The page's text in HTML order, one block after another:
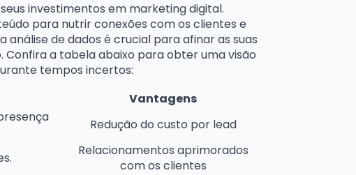
investimentos em marketing digital.
para nutrir conexões com os clientes e
de dados é crucial para afinar as suas
a tabela abaixo para obter uma visão
tempos incertos:
Vantagens
Redução do custo por lead
Relacionamentos aprimorados
com os clientes